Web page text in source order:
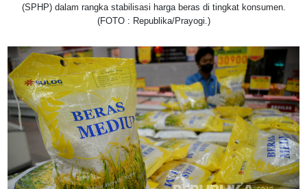
(SPHP) dalam rangka stabilisasi harga beras di tingkat konsumen.
(FOTO : Republika/Prayogi.)